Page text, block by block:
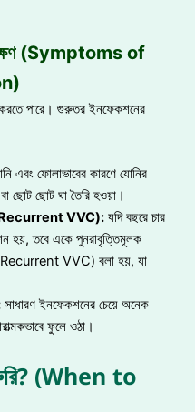
(Symptoms of
পারে। গুরুতর ইনফেকশনের
এবং ফোলাভাবের কারণে যোনির
ছোট ছোট ঘা তৈরি হওয়া।
(Recurrent VVC):যদি বছরে চার
হয়, তবে একে পুনরাবৃত্তিমূলক
(Recurrent VVC) বলা হয়, যা
সাধারণ ইনফেকশনের চেয়ে অনেক
ফুলে ওঠা।
(When to